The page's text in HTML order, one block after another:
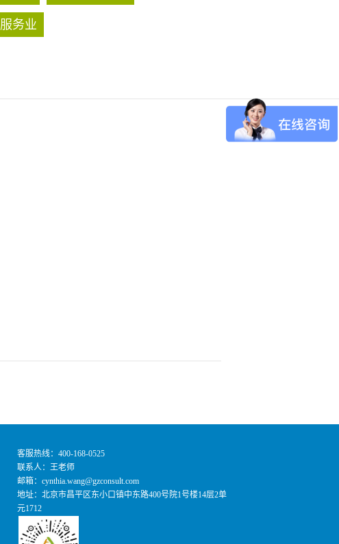
服务业
客服热线：400-168-0525
联系人：王老师
邮箱：cynthia.wang@gzconsult.com
地址： 北京市昌平区东小口镇中东路400号院1号楼14层2单
元1712